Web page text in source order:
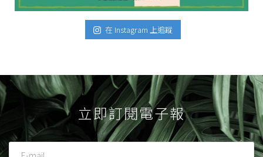
在 Instagram 上追蹤
立即訂閱電子報